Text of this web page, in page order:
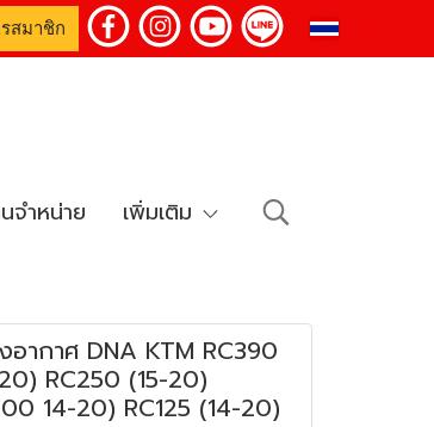
สมาชิก
จำหน่าย เพิ่มเติม
อากาศ DNA KTM RC390
RC250 (15-20)
14-20) RC125 (14-20)